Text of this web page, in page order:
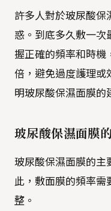
許多人對於玻尿酸保
惑。到底多久敷一次
握正確的頻率和時機
倍，避免過度護理或
明玻尿酸保濕面膜的
玻尿酸保濕面膜
玻尿酸保濕面膜的主
此，敷面膜的頻率需
整。